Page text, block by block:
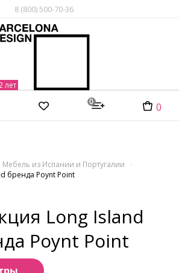
8 (800) 500-70-36
0 0
Мебель из Испании и Португалии
бренда Poynt Point
Long Island
Poynt Point